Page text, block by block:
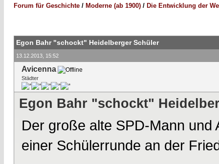
Forum für Geschichte / Moderne (ab 1900) / Die Entwicklung der
Egon Bahr "schockt" Heidelberger Schüler
13.12.2013, 15:52
Avicenna
Städter
Egon Bahr "schockt"
Der große alte SPD-Mann
einer Schülerrunde an der